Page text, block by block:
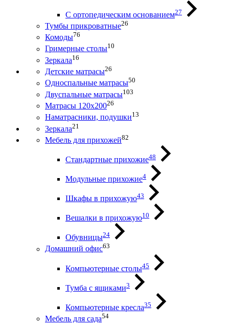
С ортопедическим основанием27
Тумбы прикроватные26
Комоды76
Гримерные столы10
Зеркала16
Детские матрасы26
Односпальные матрасы50
Двуспальные матрасы103
Матрасы 120х20026
Наматрасники, подушки13
Зеркала21
Мебель для прихожей82
Стандартные прихожие48
Модульные прихожие4
Шкафы в прихожую43
Вешалки в прихожую10
Обувницы24
Домашний офис63
Компьютерные столы45
Тумба с ящиками3
Компьютерные кресла35
Мебель для сада54